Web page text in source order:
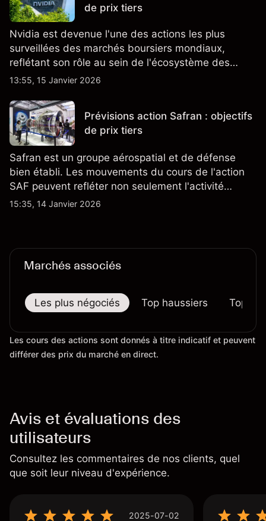
de prix tiers
Nvidia est devenue l'une des actions les plus
surveillées des marchés boursiers mondiaux,
reflétant son rôle au sein de l'écosystème des
semi-conducteurs et de l'IA.
13:55, 15 Janvier 2026
Prévisions action Safran : objectifs
de prix tiers
Safran est un groupe aérospatial et de défense
bien établi. Les mouvements du cours de l'action
SAF peuvent refléter non seulement l'activité
quotidienne du marché, mais aussi la position de
15:35, 14 Janvier 2026
Marchés associés
Les plus négociés Top haussiers Top
Les cours des actions sont donnés à titre indicatif et peuvent
différer des prix du marché en direct.
Avis et évaluations des
utilisateurs
Consultez les commentaires de nos clients, quel
que soit leur niveau d'expérience.
2025-07-02